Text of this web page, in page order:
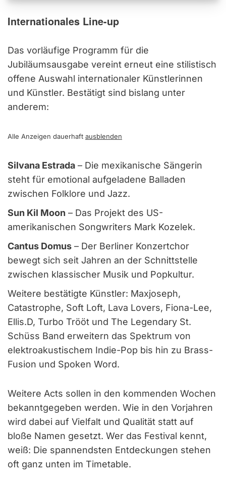
Internationales Line-up
Das vorläufige Programm für die
Jubiläumsausgabe vereint erneut eine stilistisch
offene Auswahl internationaler Künstlerinnen
und Künstler. Bestätigt sind bislang unter
anderem:
Alle Anzeigen dauerhaft ausblenden
Silvana Estrada – Die mexikanische Sängerin
steht für emotional aufgeladene Balladen
zwischen Folklore und Jazz.
Sun Kil Moon – Das Projekt des US-
amerikanischen Songwriters Mark Kozelek.
Cantus Domus – Der Berliner Konzertchor
bewegt sich seit Jahren an der Schnittstelle
zwischen klassischer Musik und Popkultur.
Weitere bestätigte Künstler: Maxjoseph,
Catastrophe, Soft Loft, Lava Lovers, Fiona-Lee,
Ellis.D, Turbo Trööt und The Legendary St.
Schüss Band erweitern das Spektrum von
elektroakustischem Indie-Pop bis hin zu Brass-
Fusion und Spoken Word.
Weitere Acts sollen in den kommenden Wochen
bekanntgegeben werden. Wie in den Vorjahren
wird dabei auf Vielfalt und Qualität statt auf
bloße Namen gesetzt. Wer das Festival kennt,
weiß: Die spannendsten Entdeckungen stehen
oft ganz unten im Timetable.